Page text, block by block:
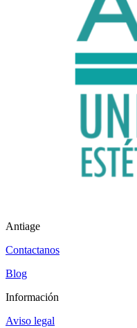
Antiage
Contactanos
Blog
Información
Aviso legal